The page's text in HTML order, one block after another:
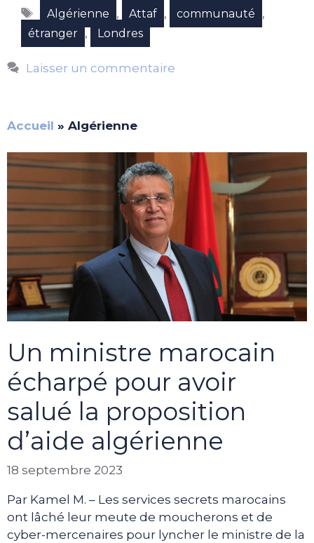
Étiquettes
Algérienne , Attaf , communauté ,
étranger , Londres
Laisser un commentaire
Accueil » Algérienne
Un ministre marocain
écharpé pour avoir
salué la proposition
d’aide algérienne
18 septembre 2023
Par Kamel M. – Les services secrets marocains
ont lâché leur meute de moucherons et de
cyber-mercenaires pour lyncher le ministre de la